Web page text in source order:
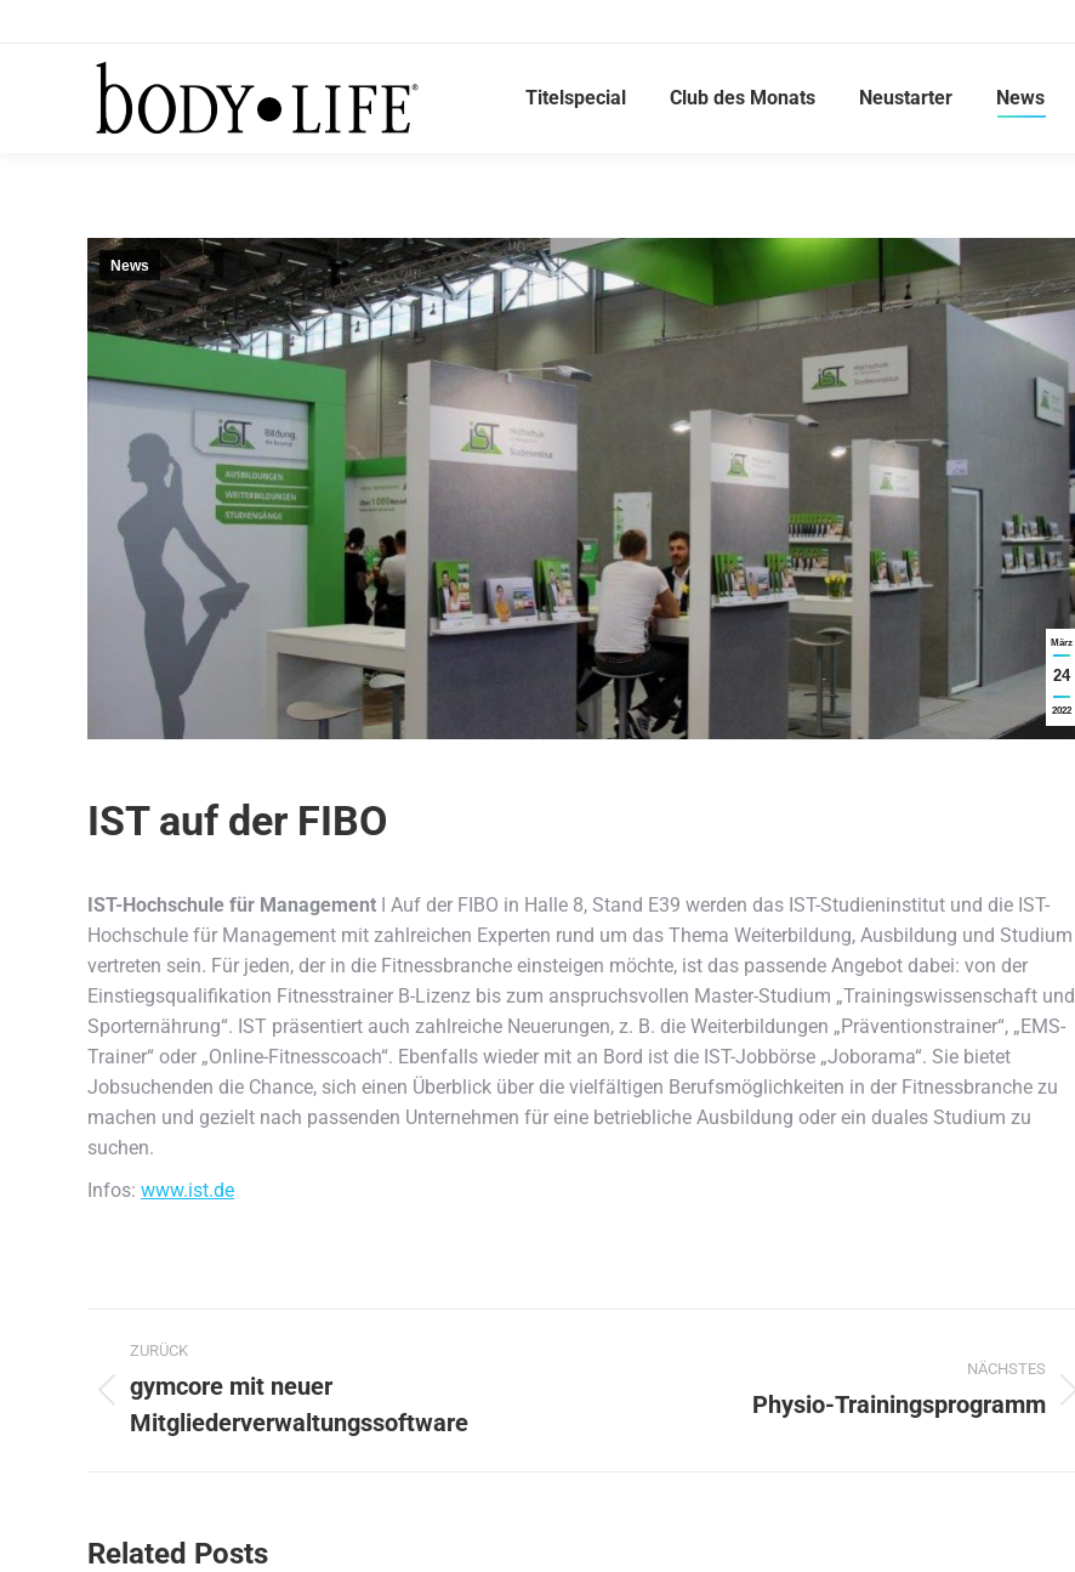
Titelspecial Club des Monats Neustarter News
März
24
2022
News
IST auf der FIBO
IST-Hochschule für Management ǀ Auf der FIBO in Halle 8, Stand E39 werden das IST-Studieninstitut und die IST-
Hochschule für Management mit zahlreichen Experten rund um das Thema Weiterbildung, Ausbildung und Studium
vertreten sein. Für jeden, der in die Fitnessbranche einsteigen möchte, ist das passende Angebot dabei: von der
Einstiegsqualifikation Fitnesstrainer B-Lizenz bis zum anspruchsvollen Master-Studium „Trainingswissenschaft und
Sporternährung“. IST präsentiert auch zahlreiche Neuerungen, z. B. die Weiterbildungen „Präventionstrainer“, „EMS-
Trainer“ oder „Online-Fitnesscoach“. Ebenfalls wieder mit an Bord ist die IST-Jobbörse „Joborama“. Sie bietet
Jobsuchenden die Chance, sich einen Überblick über die vielfältigen Berufsmöglichkeiten in der Fitnessbranche zu
machen und gezielt nach passenden Unternehmen für eine betriebliche Ausbildung oder ein duales Studium zu
suchen.
Infos: www.ist.de
Kommentarnavigation
ZURÜCK
Vorheriger
Beitrag:
gymcore mit neuer
Mitgliederverwaltungssoftware
NÄCHSTES
Physio-Trainingsprogramm
Related Posts